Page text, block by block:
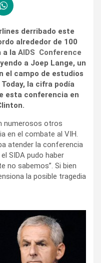
derribado este
alrededor de 100
a la AIDS Conference
a Joep Lange, un
el campo de estudios
la cifra podía
esta conferencia en
numerosos otros
en el combate al VIH.
atender la conferencia
SIDA pudo haber
no sabemos”. Si bien
la posible tragedia